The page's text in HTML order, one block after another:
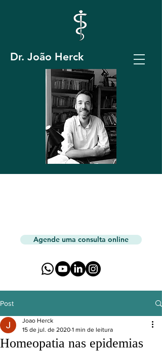
Dr. João Herck
Agende uma consulta online
Post
Homeopatia nas epidemias
Joao Herck
15 de jul. de 2020 1 min de leitura